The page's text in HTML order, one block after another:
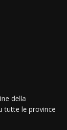
della
tutte le province